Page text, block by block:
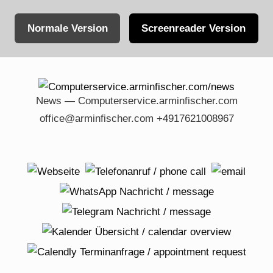
Normale Version Screenreader Version
content
News — Computerservice.arminfischer.com
office@arminfischer.com +4917621008967